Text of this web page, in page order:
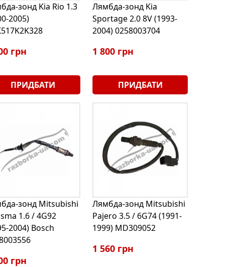
зонд Kia Rio 1.3
2005)
грн
ПРИДБАТИ
Лямбда-зонд Kia
Sportage 2.0 8V (1993-
2004) 0258003704
1 800 грн
ПРИДБАТИ
зонд Mitsubishi
1.6 / 4G92
2004) Bosch
грн
Лямбда-зонд Mitsubishi
Pajero 3.5 / 6G74 (1991-
1999) MD309052
1 560 грн